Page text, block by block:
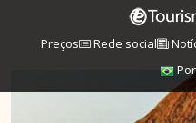
Preços Rede social